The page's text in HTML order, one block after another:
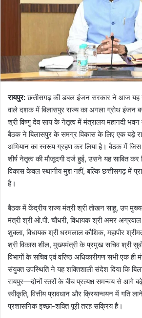
रायपुर:छत्तीसगढ़ की डबल इंजन सरकार ने आज यह
वाले दशक में बिलासपुर राज्य का अगला ग्रोथ इंजन
श्री विष्णु देव साय के नेतृत्व में मंत्रालय महानदी
बैठक ने बिलासपुर के समग्र विकास के लिए एक बड़े
अभियान का स्वरूप ग्रहण कर लिया है। बैठक में
शीर्ष नेतृत्व की मौजूदगी दर्ज हुई, उसने यह साबित कर
विकास केवल स्थानीय मुद्दा नहीं, बल्कि छत्तीसगढ़ में
है।
बैठक में केंद्रीय राज्य मंत्री श्री तोखन साहू, उप
मंत्री श्री ओ.पी. चौधरी, विधायक श्री अमर
शुक्ला, विधायक श्री धरमलाल कौशिक, महापौर
श्री विकास शील, मुख्यमंत्री के प्रमुख सचिव श्री
विभागों के सचिव एवं वरिष्ठ अधिकारीगण सभी एक
संयुक्त उपस्थिति ने यह शक्तिशाली संदेश दिया कि
रायपुर—दोनों स्तरों के बीच प्रत्यक्ष समन्वय से आगे
स्वीकृति, वित्तीय प्रावधान और क्रियान्वयन में गति
प्रशासनिक इच्छा-शक्ति पूरी तरह सक्रिय है।